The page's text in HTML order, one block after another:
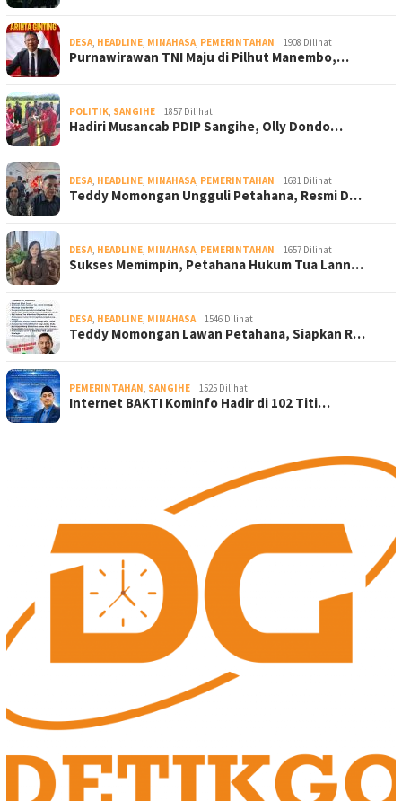
DESA, HEADLINE, MINAHASA, PEMERINTAHAN 1908 Dilihat
Purnawirawan TNI Maju di Pilhut Manembo,…
POLITIK, SANGIHE 1857 Dilihat
Hadiri Musancab PDIP Sangihe, Olly Dondo…
DESA, HEADLINE, MINAHASA, PEMERINTAHAN 1681 Dilihat
Teddy Momongan Ungguli Petahana, Resmi D…
DESA, HEADLINE, MINAHASA, PEMERINTAHAN 1657 Dilihat
Sukses Memimpin, Petahana Hukum Tua Lann…
DESA, HEADLINE, MINAHASA 1546 Dilihat
Teddy Momongan Lawan Petahana, Siapkan R…
PEMERINTAHAN, SANGIHE 1525 Dilihat
Internet BAKTI Kominfo Hadir di 102 Titi…